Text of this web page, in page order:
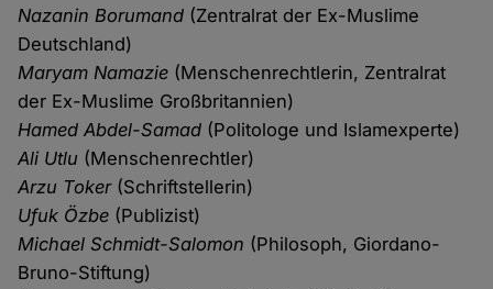
Nazanin Borumand (Zentralrat der Ex-Muslime
Deutschland)
Maryam Namazie (Menschenrechtlerin, Zentralrat
der Ex-Muslime Großbritannien)
Hamed Abdel-Samad (Politologe und Islamexperte)
Ali Utlu (Menschenrechtler)
Arzu Toker(Schriftstellerin)
Ufuk Özbe (Publizist)
Michael Schmidt-Salomon (Philosoph, Giordano-
Bruno-Stiftung)